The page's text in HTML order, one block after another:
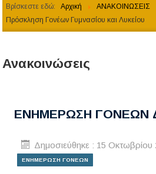
Βρίσκεστε εδώ: Αρχική
ΑΝΑΚΟΙΝΩΣΕΙΣ
Πρόσκληση Γονέων Γυμνασίου και Λυκείου
Ανακοινώσεις
ΕΝΗΜΕΡΩΣΗ ΓΟΝΕΩΝ
Δημοσιεύθηκε : 15 Οκτωβρίου
ΕΝΗΜΕΡΩΣΗ ΓΟΝΕΩΝ